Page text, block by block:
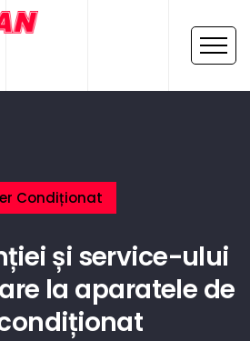
Condiționat
și service-ului
la aparatele de